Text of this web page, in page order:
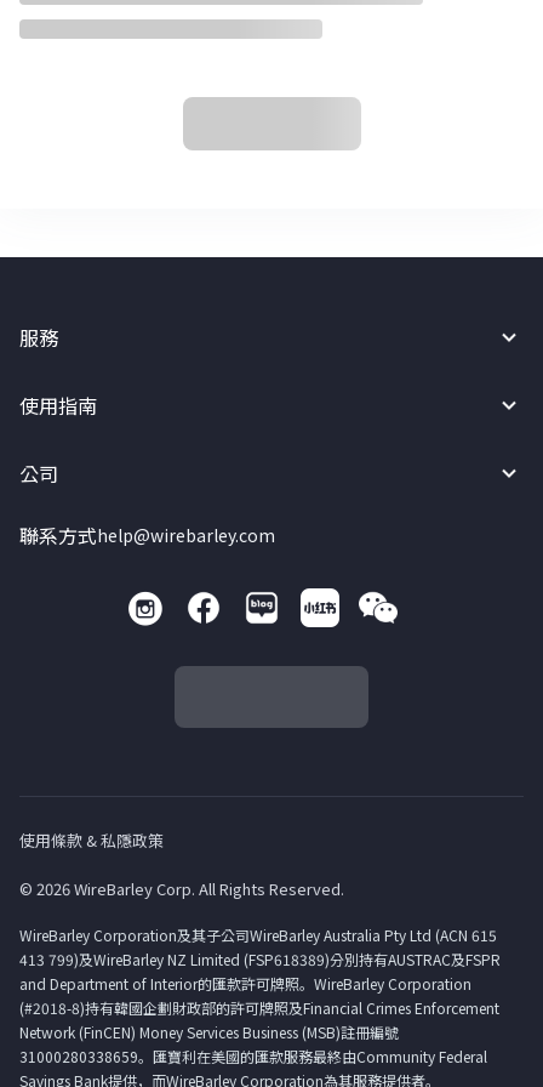
服務
使用指南
公司
聯系方式help@wirebarley.com
使用條款 & 私隱政策
© 2026 WireBarley Corp. All Rights Reserved.
WireBarley Corporation及其子公司WireBarley Australia Pty Ltd (ACN 615
413 799)及WireBarley NZ Limited (FSP618389)分別持有AUSTRAC及FSPR
and Department of Interior的匯款許可牌照。WireBarley Corporation
(#2018-8)持有韓國企劃財政部的許可牌照及Financial Crimes Enforcement
Network (FinCEN) Money Services Business (MSB)註冊編號
31000280338659。匯寶利在美國的匯款服務最終由Community Federal
Savings Bank提供，而WireBarley Corporation為其服務提供者。